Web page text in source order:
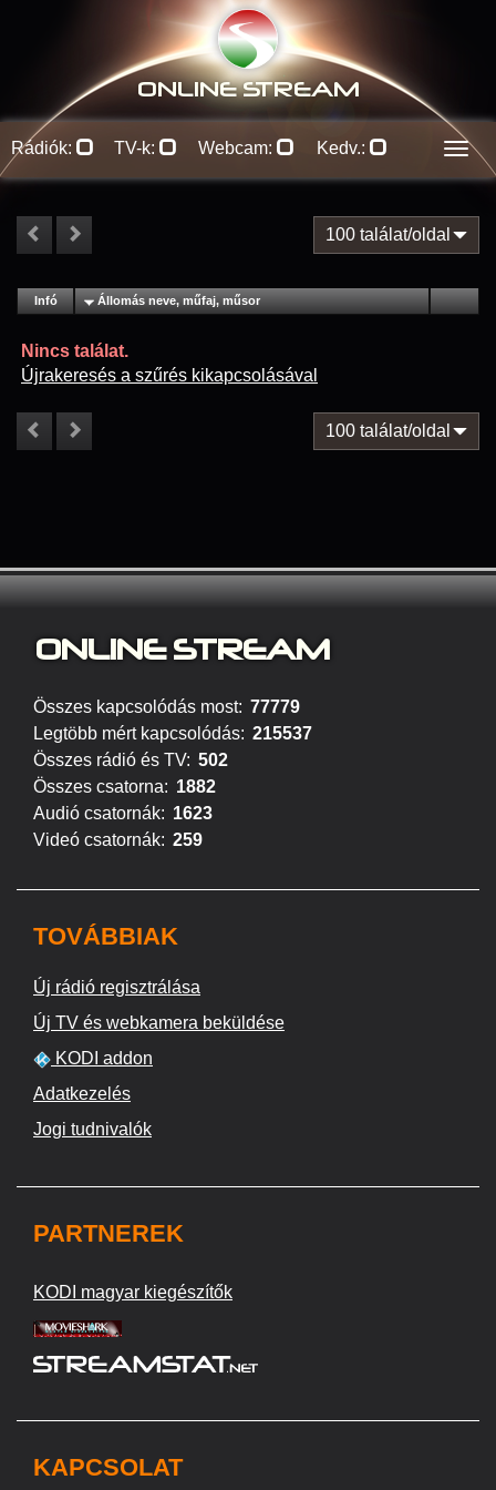
ONLINE STREAM
Rádiók: TV-k: Webcam: Kedv.:
100 találat/oldal
Infó Lejátszás
Állomás neve, műfaj, műsor
Nincs találat.
Újrakeresés a szűrés kikapcsolásával
100 találat/oldal
ONLINE STREAM
Összes kapcsolódás most: 77779
Legtöbb mért kapcsolódás: 215537
Összes rádió és TV: 502
Összes csatorna: 1882
Audió csatornák: 1623
Videó csatornák: 259
TOVÁBBIAK
Új rádió regisztrálása
Új TV és webkamera beküldése
KODI addon
Adatkezelés
Jogi tudnivalók
PARTNEREK
KODI magyar kiegészítők
KAPCSOLAT